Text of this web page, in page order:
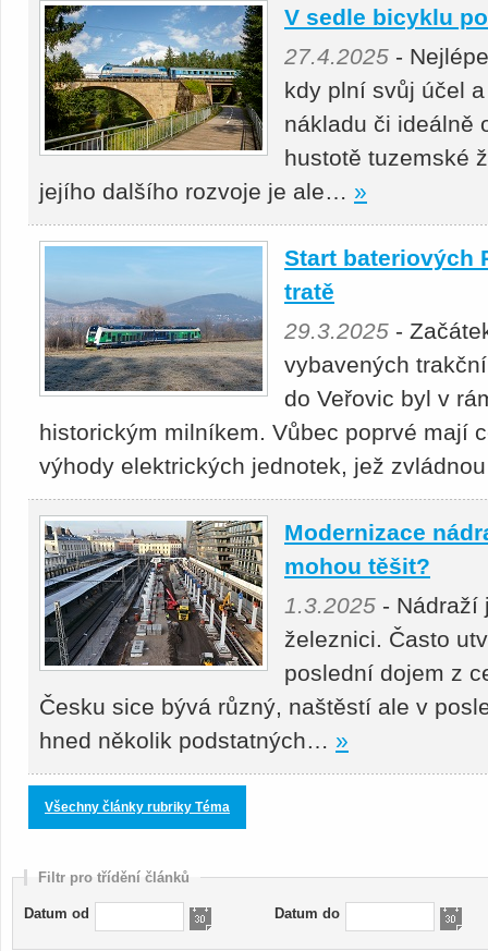
V sedle bicyklu
27.4.2025 -
kdy plní svůj účel
nákladu či ideálně
hustotě tuzemské
jejího dalšího rozvoje je ale… »
Start bateriových
tratě
29.3.2025 -
vybavených
do Veřovic byl v
historickým milníkem. Vůbec poprvé mají
výhody elektrických jednotek, jež
Modernizace
mohou těšit?
1.3.2025 - Nádraží
železnici. Často
poslední dojem z
Česku sice bývá různý, naštěstí ale v
hned několik podstatných… »
Všechny články rubriky Téma
Filtr pro třídění článků
Datum od Datum do